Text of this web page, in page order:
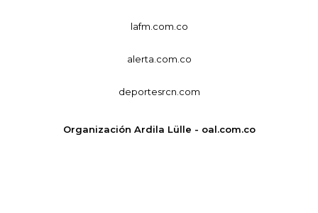
lafm.com.co
alerta.com.co
deportesrcn.com
Organización Ardila Lülle - oal.com.co